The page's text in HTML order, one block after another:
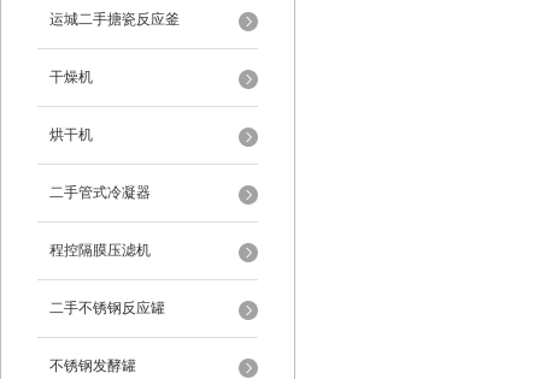
运城二手搪瓷反应釜
干燥机
烘干机
二手管式冷凝器
程控隔膜压滤机
二手不锈钢反应罐
不锈钢发酵罐